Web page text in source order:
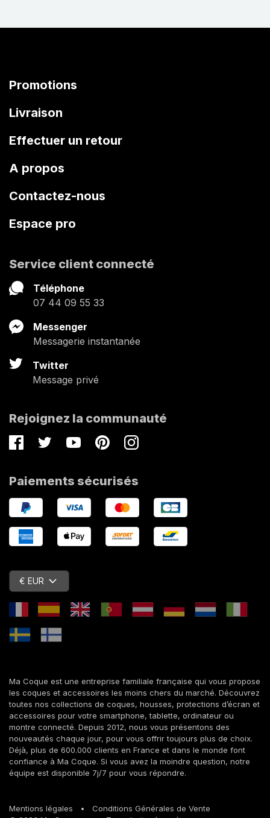
Promotions
Livraison
Effectuer un retour
A propos
Contactez-nous
Espace pro
Service client connecté
Téléphone
07 44 09 55 33
Messenger
Messagerie instantanée
Twitter
Message privé
Rejoignez la communauté
FacebookTwitterYoutubePinterestInstagram
Paiements sécurisés
€ EUR
Ma Coque est une entreprise familiale française qui vous propose
les coques et accessoires les moins chers du marché. Découvrez
toutes nos collections de coques, housses, protections d’écran et
accessoires pour votre smartphone, tablette, ordinateur ou
montre connecté. Depuis 2012, nous vous présentons des
nouveautés chaque jour, pour vous offrir toujours plus de choix.
Déjà, plus de 600.000 clients en France et dans le monde font
confiance à Ma Coque. Si vous avez la moindre question, notre
équipe est disponible 7j/7 pour vous répondre.
Mentions légales • Conditions Générales de Vente